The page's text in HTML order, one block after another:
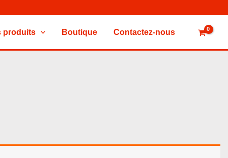
produits Boutique Contactez-nous